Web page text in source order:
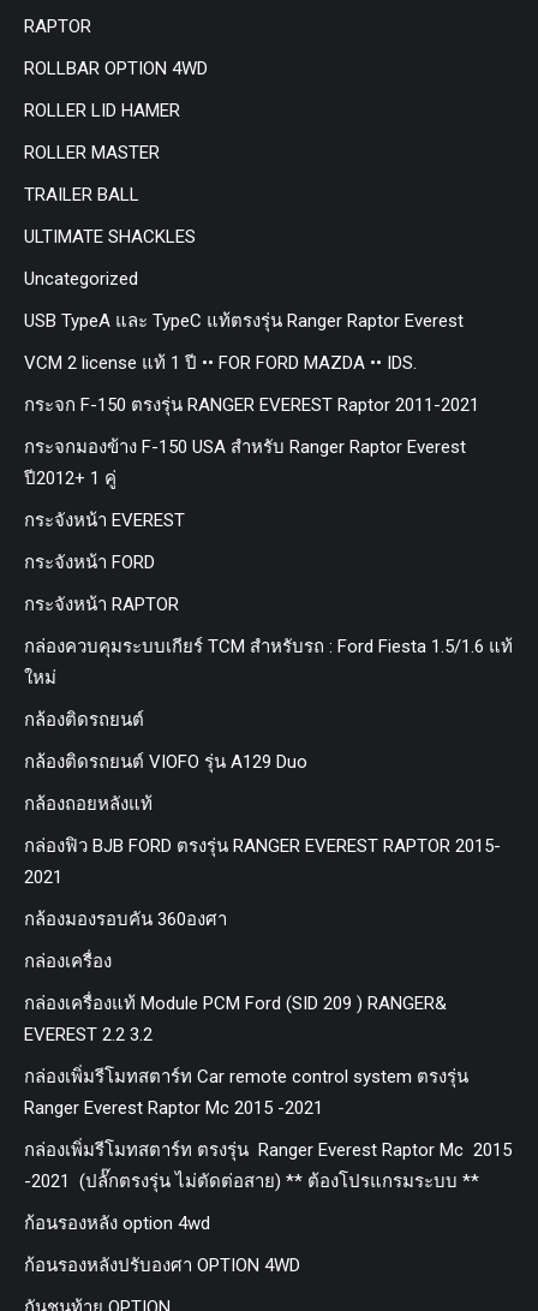
RAPTOR
ROLLBAR OPTION 4WD
ROLLER LID HAMER
ROLLER MASTER
TRAILER BALL
ULTIMATE SHACKLES
Uncategorized
USB TypeA และ TypeC แท้ตรงรุ่น Ranger Raptor Everest
VCM 2 license แท้ 1 ปี •• FOR FORD MAZDA •• IDS.
กระจก F-150 ตรงรุ่น RANGER EVEREST Raptor 2011-2021
กระจกมองข้าง F-150 USA สำหรับ Ranger Raptor Everest
ปี2012+ 1 คู่
กระจังหน้า EVEREST
กระจังหน้า FORD
กระจังหน้า RAPTOR
กล่องควบคุมระบบเกียร์ TCM สำหรับรถ : Ford Fiesta 1.5/1.6 แท้
ใหม่
กล้องติดรถยนต์
กล้องติดรถยนต์ VIOFO รุ่น A129 Duo
กล้องถอยหลังแท้
กล่องฟิว BJB FORD ตรงรุ่น RANGER EVEREST RAPTOR 2015-
2021
กล้องมองรอบคัน 360องศา
กล่องเครื่อง
กล่องเครื่องแท้ Module PCM Ford (SID 209 ) RANGER&
EVEREST 2.2 3.2
กล่องเพิ่มรีโมทสตาร์ท Car remote control system ตรงรุ่น
Ranger Everest Raptor Mc 2015 -2021
กล่องเพิ่มรีโมทสตาร์ท ตรงรุ่น Ranger Everest Raptor Mc 2015
-2021 (ปลั๊กตรงรุ่น ไม่ตัดต่อสาย) ** ต้องโปรแกรมระบบ **
ก้อนรองหลัง option 4wd
ก้อนรองหลังปรับองศา OPTION 4WD